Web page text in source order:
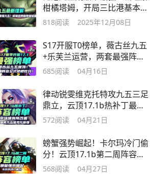
柑橘塔姆，开局三比港基本等
于吃了！
818阅读 2025年12月08日
S17开服T0榜单，薇古丝九五
+乐芙兰运营，两套最强阵容
公式！
685阅读 04月16日
律动锐雯维克托特攻九五三足
鼎立，云顶17.1b热补丁最强
榜单
572阅读 04月21日
螃蟹强势崛起！卡尔玛冷门偷
分！云顶17.1b第二周阵容榜
单
568阅读 04月27日